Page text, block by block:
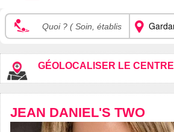
GÉOLOCALISER LE CENTRE
JEAN DANIEL'S TWO